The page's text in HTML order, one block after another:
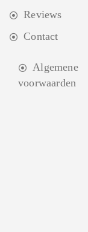
Reviews
Contact
Algemene
voorwaarden